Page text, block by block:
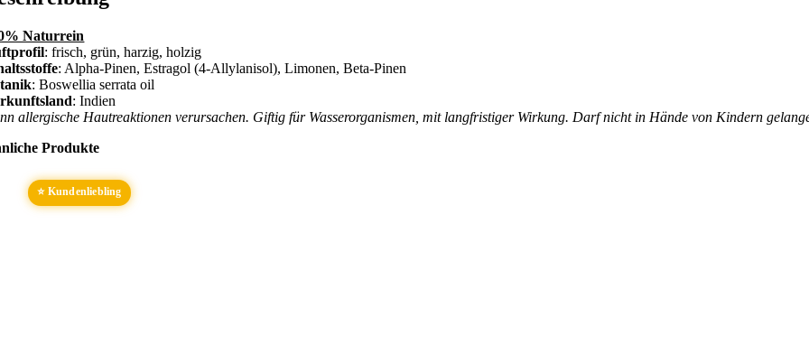
Naturrein
: frisch, grün, harzig, holzig
: Alpha-Pinen, Estragol (4-Allylanisol), Limonen, Beta-Pinen
: Boswellia serrata oil
: Indien
allergische Hautreaktionen verursachen. Giftig für Wasserorganismen, mit langfristiger Wirkung. Darf nicht in Hände von Kindern
Produkte
⭐ Kundenliebling